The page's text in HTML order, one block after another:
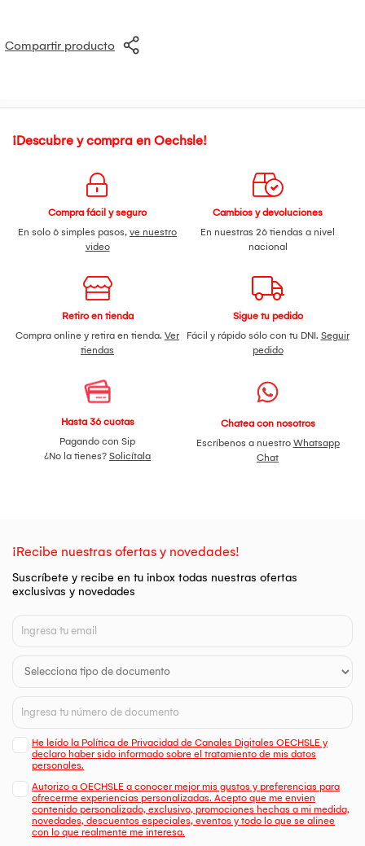
Compartir producto
¡Descubre y compra en Oechsle!
Compra fácil y seguro
En solo 6 simples pasos, ve nuestro
video
Cambios y devoluciones
En nuestras 26 tiendas a nivel
nacional
Retiro en tienda
Compra online y retira en tienda. Ver
tiendas
Sigue tu pedido
Fácil y rápido sólo con tu DNI. Seguir
pedido
Hasta 36 cuotas
Pagando con Sip
¿No la tienes? Solicítala
Chatea con nosotros
Escríbenos a nuestro Whatsapp
Chat
¡Recibe nuestras ofertas y novedades!
Suscríbete y recibe en tu inbox todas nuestras ofertas
exclusivas y novedades
He leído la Política de Privacidad de Canales Digitales OECHSLE y
declaro haber sido informado sobre el tratamiento de mis datos
personales.
Autorizo a OECHSLE a conocer mejor mis gustos y preferencias para
ofrecerme experiencias personalizadas. Acepto que me envien
contenido personalizado, exclusivo, promociones hechas a mi medida,
novedades, descuentos especiales, eventos y todo lo que se alinee
con lo que realmente me interesa.